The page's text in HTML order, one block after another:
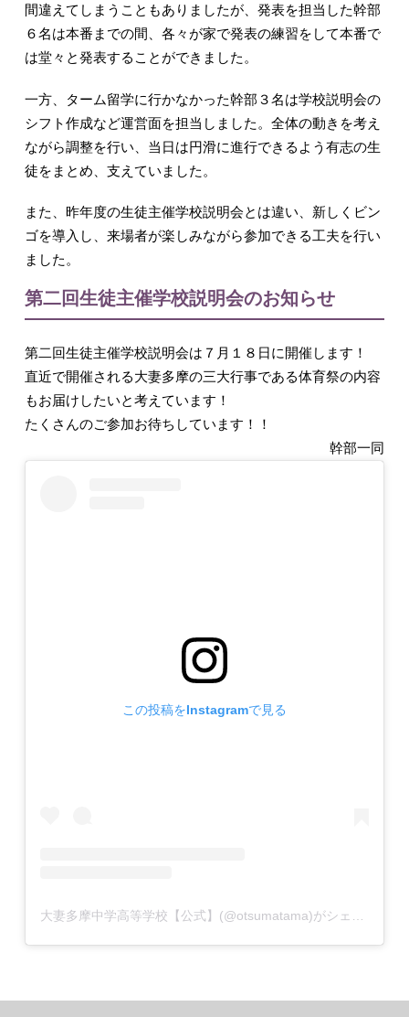
間違えてしまうこともありましたが、発表を担当した幹部
６名は本番までの間、各々が家で発表の練習をして本番で
は堂々と発表することができました。
一方、ターム留学に行かなかった幹部３名は学校説明会の
シフト作成など運営面を担当しました。全体の動きを考え
ながら調整を行い、当日は円滑に進行できるよう有志の生
徒をまとめ、支えていました。
また、昨年度の生徒主催学校説明会とは違い、新しくビン
ゴを導入し、来場者が楽しみながら参加できる工夫を行い
ました。
第二回生徒主催学校説明会のお知らせ
第二回生徒主催学校説明会は７月１８日に開催します！
直近で開催される大妻多摩の三大行事である体育祭の内容
もお届けしたいと考えています！
たくさんのご参加お待ちしています！！
幹部一同
この投稿をInstagramで見る